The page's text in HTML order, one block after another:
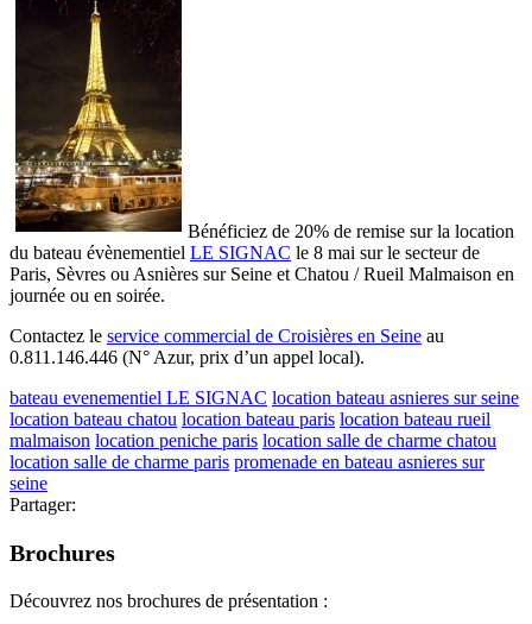
Bénéficiez de 20% de remise sur la location
du bateau évènementiel LE SIGNAC le 8 mai sur le secteur de
Paris, Sèvres ou Asnières sur Seine et Chatou / Rueil Malmaison en
journée ou en soirée.
Contactez le service commercial de Croisières en Seine au
0.811.146.446 (N° Azur, prix d’un appel local).
bateau evenementiel LE SIGNAC location bateau asnieres sur seine
location bateau chatou location bateau paris location bateau rueil
malmaison location peniche paris location salle de charme chatou
location salle de charme paris promenade en bateau asnieres sur
seine
Partager:
Brochures
Découvrez nos brochures de présentation :